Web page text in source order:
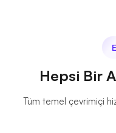
Hepsi Bir
Tüm temel çevrimiçi